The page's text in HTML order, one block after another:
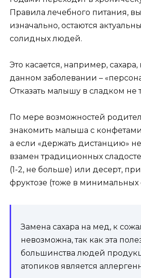
Правила лечебного питания,
изначально, остаются
солидных людей.
Это касается, например,
данном заболевании –
Отказать малышу в сладком не
По мере возможностей
знакомить малыша с
а если «держать дистанцию»
взамен традиционных
(1-2, не больше) или десерт,
фруктозе (тоже в минимальных
Замена сахара на мед, к
невозможна, так как эта
большинства людей
атопиков является